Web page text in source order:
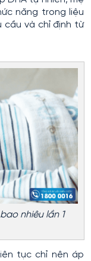
năng trong liệu
cầu và chỉ định từ
nhiêu lần 1
tục chỉ nên áp